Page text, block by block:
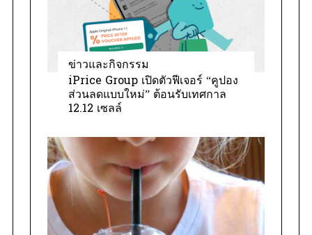
ข่าวและกิจกรรม
iPrice Group เปิดตัวฟีเจอร์ “คูปอง
ส่วนลดแบบใหม่” ต้อนรับเทศกาล
12.12 เซลล์